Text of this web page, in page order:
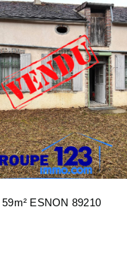
ESNON 89210